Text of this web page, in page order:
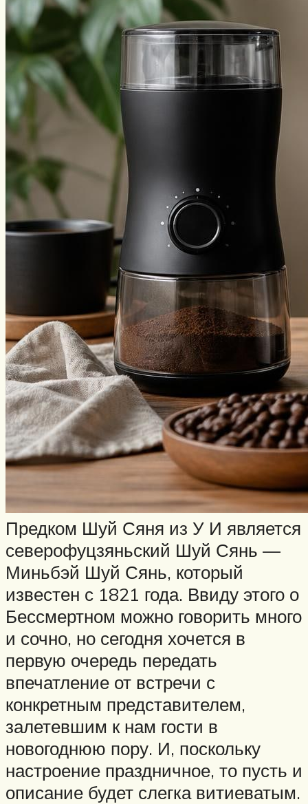
Предком Шуй Сяня из У И является
северофуцзяньский Шуй Сянь —
Миньбэй Шуй Сянь, который
известен с 1821 года. Ввиду этого о
Бессмертном можно говорить много
и сочно, но сегодня хочется в
первую очередь передать
впечатление от встречи с
конкретным представителем,
залетевшим к нам гости в
новогоднюю пору. И, поскольку
настроение праздничное, то пусть и
описание будет слегка витиеватым.